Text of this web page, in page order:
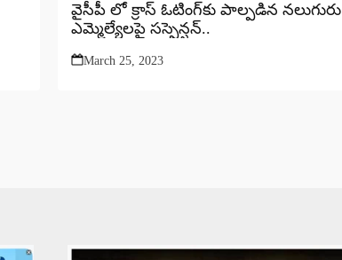
వైసీపీ లో క్రాస్‌ ఓటింగ్‌కు పాల్పడిన నలుగురు
ఎమ్మెల్యేలపై సస్పెన్షన్..
March 25, 2023